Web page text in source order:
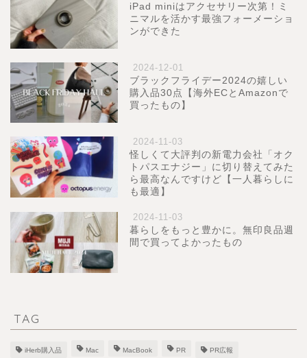
iPad miniはアクセサリー次第！ミ
ニマルを活かす最強フォーメーショ
ンができた
2024-12-01
ブラックフライデー2024の嬉しい
購入品30点【海外ECとAmazonで
買ったもの】
2024-11-03
怪しくて大評判の新電力会社「オク
トパスエナジー」に切り替えてみた
ら最高なんですけど【一人暮らしに
も最適】
2024-11-03
暮らしをもっと豊かに。無印良品週
間で買ってよかったもの
TAG
iHerb購入品 Mac MacBook PR PR広報